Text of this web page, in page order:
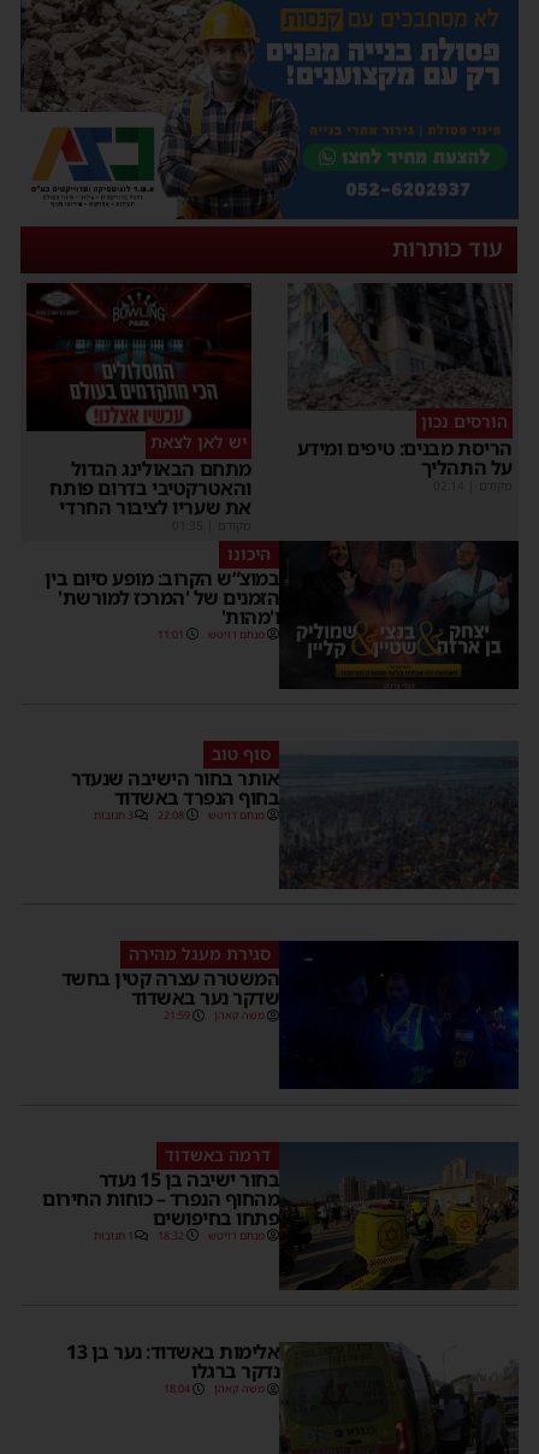
עוד כותרות
הורסים נכון
הריסת מבנים: טיפים ומידע
על התהליך
יש לאן לצאת
מתחם הבאולינג הגדול
והאטרקטיבי בדרום פותח
את שעריו לציבור החרדי
היכונו
במוצ”ש הקרוב: מופע סיום בין
הזמנים של 'המרכז למורשת'
ו'מהות'
מנחם דויטש 11:01
סוף טוב
אותר בחור הישיבה שנעדר
בחוף הנפרד באשדוד
מנחם דויטש 22:08 3 תגובות
סגירת מעגל מהירה
המשטרה עצרה קטין בחשד
שדקר נער באשדוד
משה קאהן 21:59
דרמה באשדוד
בחור ישיבה בן 15 נעדר
מהחוף הנפרד – כוחות החירום
פתחו בחיפושים
מנחם דויטש 18:32 1 תגובות
אלימות באשדוד: נער בן 13
נדקר ברגלו
משה קאהן 18:04